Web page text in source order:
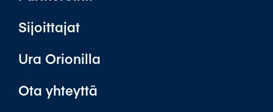
Sijoittajat
Ura Orionilla
Ota yhteyttä